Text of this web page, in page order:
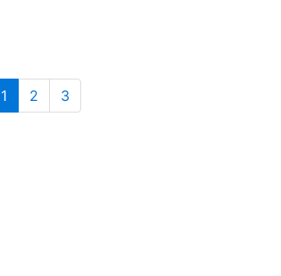
1(current)
2 3